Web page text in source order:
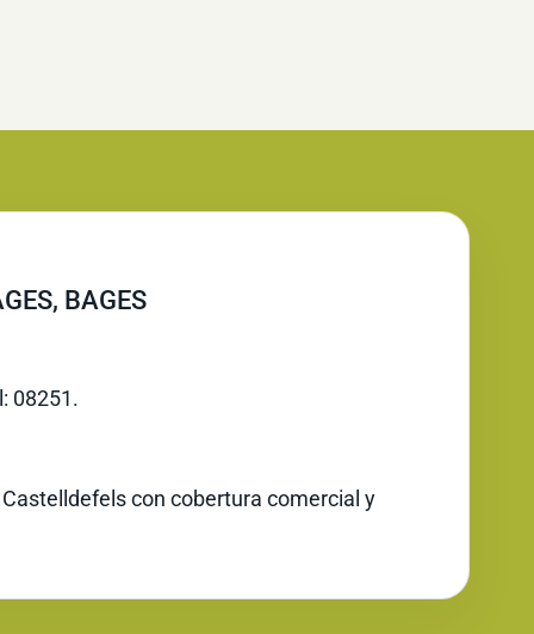
BAGES
08251.
con cobertura comercial y